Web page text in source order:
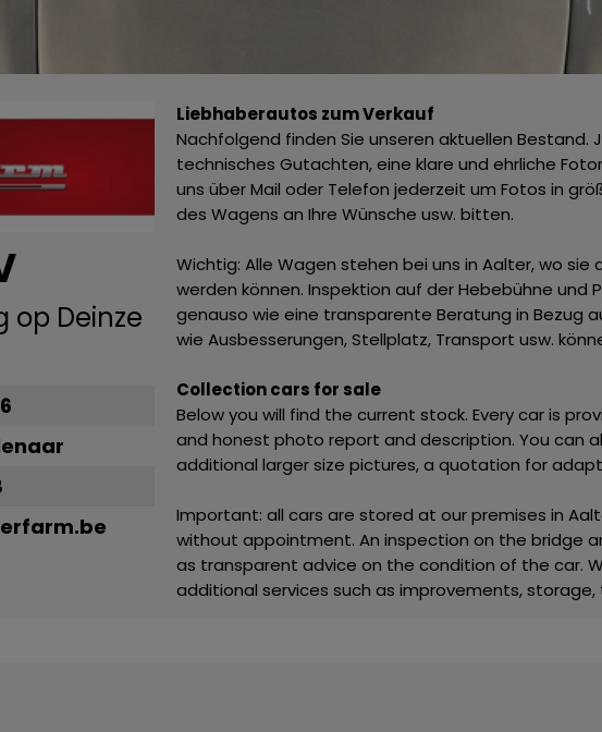
op Deinze
Liebhaberautos zum Verkauf
Nachfolgend finden Sie unseren aktuellen
technisches Gutachten, eine klare und ehrliche
uns über Mail oder Telefon jederzeit um Fotos in
des Wagens an Ihre Wünsche usw. bitten.
Wichtig: Alle Wagen stehen bei uns in Aalter, wo
werden können. Inspektion auf der Hebebühne und
genauso wie eine transparente Beratung in Bezug
wie Ausbesserungen, Stellplatz, Transport usw.
Collection cars for sale
Below you will find the current stock. Every car is
and honest photo report and description. You can
additional larger size pictures, a quotation for
Important: all cars are stored at our premises in
without appointment. An inspection on the bridge
as transparent advice on the condition of the car.
additional services such as improvements,